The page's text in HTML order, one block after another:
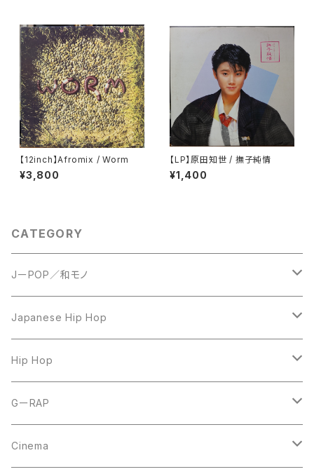
【12inch】Afromix / Worm
¥3,800
【LP】原田知世 / 撫子純情
¥1,400
CATEGORY
JーPOP／和モノ
LP
7inch
CD
12inch
Japanese Hip Hop
12inch
LP
Hip Hop
LP
12inch
GーRAP
12inch
Cinema